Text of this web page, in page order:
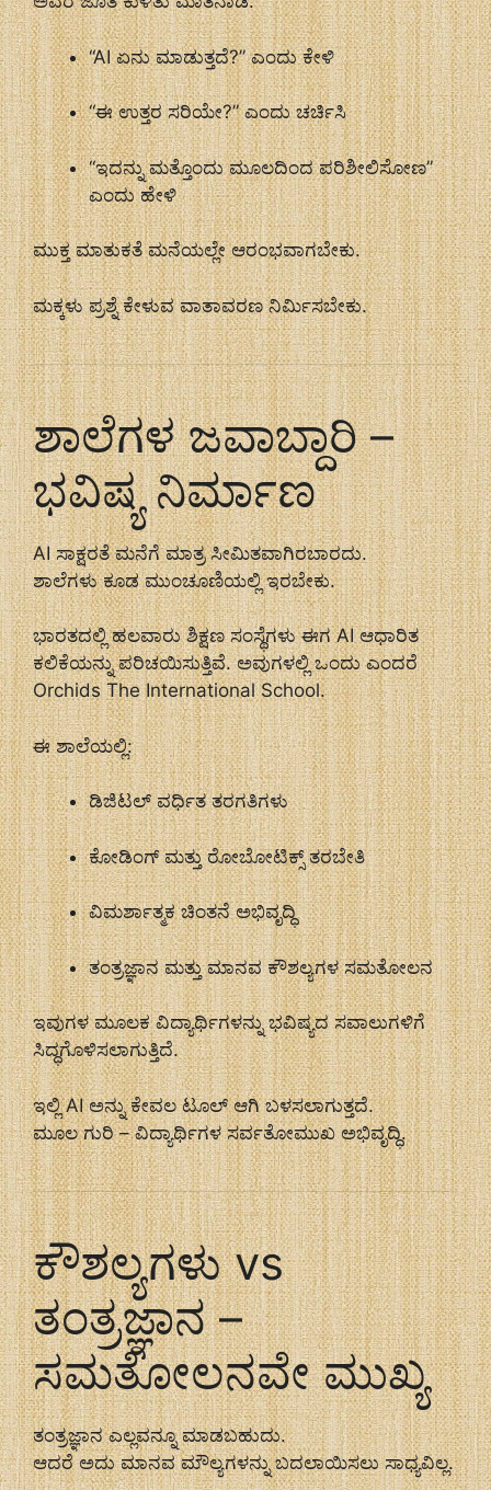
“AI ಏನು ಮಾಡುತ್ತದೆ?” ಎಂದು ಕೇಳಿ
“ಈ ಉತ್ತರ ಸರಿಯೇ?” ಎಂದು ಚರ್ಚಿಸಿ
“ಇದನ್ನು ಮತ್ತೊಂದು ಮೂಲದಿಂದ ಪರಿಶೀಲಿಸೋಣ”
ಎಂದು ಹೇಳಿ
ಮುಕ್ತ ಮಾತುಕತೆ ಮನೆಯಲ್ಲೇ ಆರಂಭವಾಗಬೇಕು.
ಮಕ್ಕಳು ಪ್ರಶ್ನೆ ಕೇಳುವ ವಾತಾವರಣ ನಿರ್ಮಿಸಬೇಕು.
ಶಾಲೆಗಳ ಜವಾಬ್ದಾರಿ –
ಭವಿಷ್ಯ ನಿರ್ಮಾಣ
AI ಸಾಕ್ಷರತೆ ಮನೆಗೆ ಮಾತ್ರ ಸೀಮಿತವಾಗಿರಬಾರದು.
ಶಾಲೆಗಳು ಕೂಡ ಮುಂಚೂಣಿಯಲ್ಲಿ ಇರಬೇಕು.
ಭಾರತದಲ್ಲಿ ಹಲವಾರು ಶಿಕ್ಷಣ ಸಂಸ್ಥೆಗಳು ಈಗ AI ಆಧಾರಿತ
ಕಲಿಕೆಯನ್ನು ಪರಿಚಯಿಸುತ್ತಿವೆ. ಅವುಗಳಲ್ಲಿ ಒಂದು ಎಂದರೆ
Orchids The International School.
ಈ ಶಾಲೆಯಲ್ಲಿ:
ಡಿಜಿಟಲ್ ವರ್ಧಿತ ತರಗತಿಗಳು
ಕೋಡಿಂಗ್ ಮತ್ತು ರೋಬೋಟಿಕ್ಸ್ ತರಬೇತಿ
ವಿಮರ್ಶಾತ್ಮಕ ಚಿಂತನೆ ಅಭಿವೃದ್ಧಿ
ತಂತ್ರಜ್ಞಾನ ಮತ್ತು ಮಾನವ ಕೌಶಲ್ಯಗಳ ಸಮತೋಲನ
ಇವುಗಳ ಮೂಲಕ ವಿದ್ಯಾರ್ಥಿಗಳನ್ನು ಭವಿಷ್ಯದ ಸವಾಲುಗಳಿಗೆ
ಸಿದ್ಧಗೊಳಿಸಲಾಗುತ್ತಿದೆ.
ಇಲ್ಲಿ AI ಅನ್ನು ಕೇವಲ ಟೂಲ್ ಆಗಿ ಬಳಸಲಾಗುತ್ತದೆ.
ಮೂಲ ಗುರಿ – ವಿದ್ಯಾರ್ಥಿಗಳ ಸರ್ವತೋಮುಖ ಅಭಿವೃದ್ಧಿ.
ಕೌಶಲ್ಯಗಳು vs
ತಂತ್ರಜ್ಞಾನ –
ಸಮತೋಲನವೇ ಮುಖ್ಯ
ತಂತ್ರಜ್ಞಾನ ಎಲ್ಲವನ್ನೂ ಮಾಡಬಹುದು.
ಆದರೆ ಅದು ಮಾನವ ಮೌಲ್ಯಗಳನ್ನು ಬದಲಾಯಿಸಲು ಸಾಧ್ಯವಿಲ್ಲ.